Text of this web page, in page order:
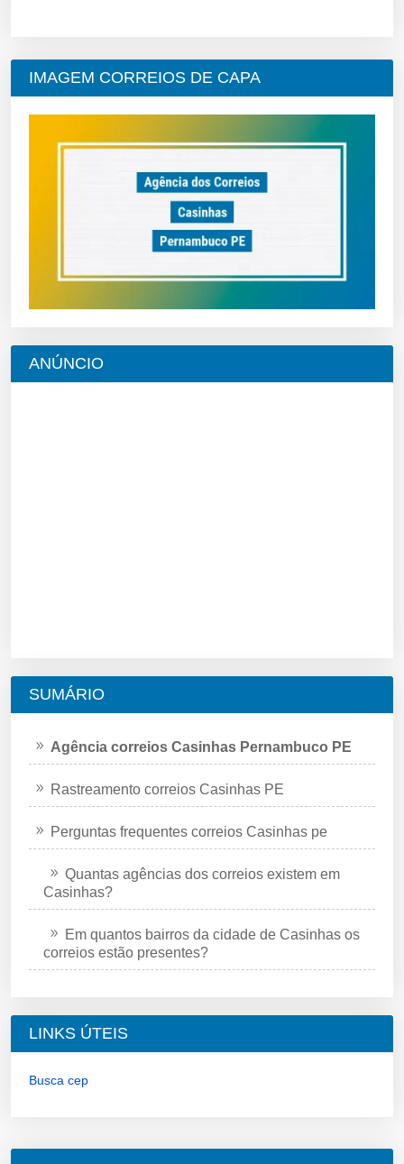
IMAGEM CORREIOS DE CAPA
ANÚNCIO
SUMÁRIO
Agência correios Casinhas Pernambuco PE
Rastreamento correios Casinhas PE
Perguntas frequentes correios Casinhas pe
Quantas agências dos correios existem em
Casinhas?
Em quantos bairros da cidade de Casinhas os
correios estão presentes?
LINKS ÚTEIS
Busca cep